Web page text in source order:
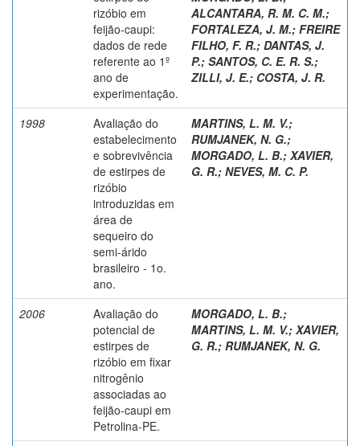
rizóbio em
feijão-caupi:
dados de rede
referente ao 1º
ano de
experimentação.
ALCANTARA, R. M. C. M.;
FORTALEZA, J. M.; FREIRE
FILHO, F. R.; DANTAS, J.
P.; SANTOS, C. E. R. S.;
ZILLI, J. E.; COSTA, J. R.
1998
Avaliação do
estabelecimento
e sobrevivência
de estirpes de
rizóbio
introduzidas em
área de
sequeiro do
semi-árido
brasileiro - 1o.
ano.
MARTINS, L. M. V.;
RUMJANEK, N. G.;
MORGADO, L. B.; XAVIER,
G. R.; NEVES, M. C. P.
2006
Avaliação do
potencial de
estirpes de
rizóbio em fixar
nitrogênio
associadas ao
feijão-caupi em
Petrolina-PE.
MORGADO, L. B.;
MARTINS, L. M. V.; XAVIER,
G. R.; RUMJANEK, N. G.